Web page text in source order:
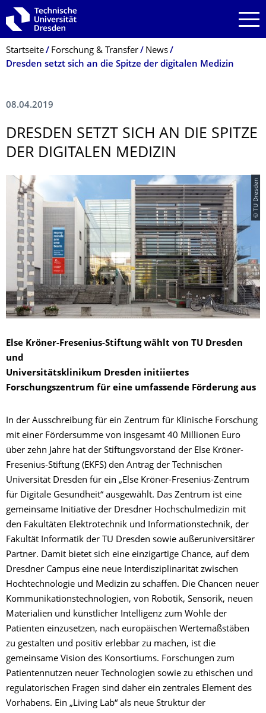
Zur Hauptnavigation springen
Zur Suche springen
Zum Inhalt springen
Breadcrumb-Menü
Startseite Forschung & Transfer
News
Dresden setzt sich an die Spitze der digitalen Medizin
08.04.2019
DRESDEN SETZT SICH AN DIE SPITZE
DER DIGITALEN MEDIZIN
© TU Dresden
Else Kröner-Fresenius-Stiftung wählt von TU Dresden
und
Universitätsklinikum Dresden initiiertes
Forschungszentrum für eine umfassende Förderung aus
In der Ausschreibung für ein Zentrum für Klinische Forschung
mit einer Fördersumme von insgesamt 40 Millionen Euro
über zehn Jahre hat der Stiftungsvorstand der Else Kröner-
Fresenius-Stiftung (EKFS) den Antrag der Technischen
Universität Dresden für ein „Else Kröner-Fresenius-Zentrum
für Digitale Gesundheit“ ausgewählt. Das Zentrum ist eine
gemeinsame Initiative der Dresdner Hochschulmedizin mit
den Fakultäten Elektrotechnik und Informationstechnik, der
Fakultät Informatik der TU Dresden sowie außeruniversitärer
Partner. Damit bietet sich eine einzigartige Chance, auf dem
Dresdner Campus eine neue Interdisziplinarität zwischen
Hochtechnologie und Medizin zu schaffen. Die Chancen neuer
Kommunikationstechnologien, von Robotik, Sensorik, neuen
Materialien und künstlicher Intelligenz zum Wohle der
Patienten einzusetzen, nach europäischen Wertemaßstäben
zu gestalten und positiv erlebbar zu machen, ist die
gemeinsame Vision des Konsortiums. Forschungen zum
Patientennutzen neuer Technologien sowie zu ethischen und
regulatorischen Fragen sind daher ein zentrales Element des
Vorhabens. Ein „Living Lab“ als neue Struktur der